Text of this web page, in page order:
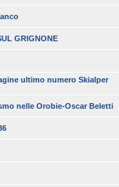
GRIGNONE
ultimo numero Skialper
nelle Orobie-Oscar Beletti